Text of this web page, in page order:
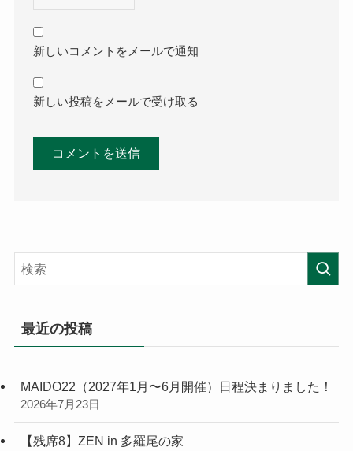
新しいコメントをメールで通知
新しい投稿をメールで受け取る
最近の投稿
MAIDO22（2027年1月〜6月開催）日程決まりました！
2026年7月23日
【残席8】ZEN in 多羅尾の家